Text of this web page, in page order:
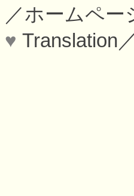
／ホームペー
♥ Translation